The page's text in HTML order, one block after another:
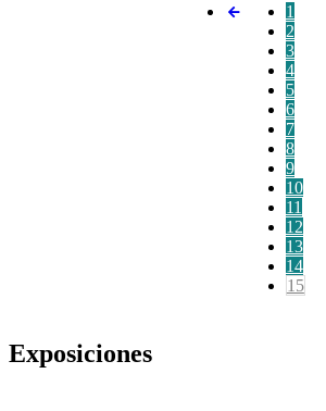
1
2
3
4
5
6
7
8
9
10
11
12
13
14
15
Exposiciones